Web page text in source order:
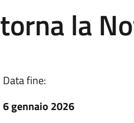
la
Data fine:
6 gennaio 2026